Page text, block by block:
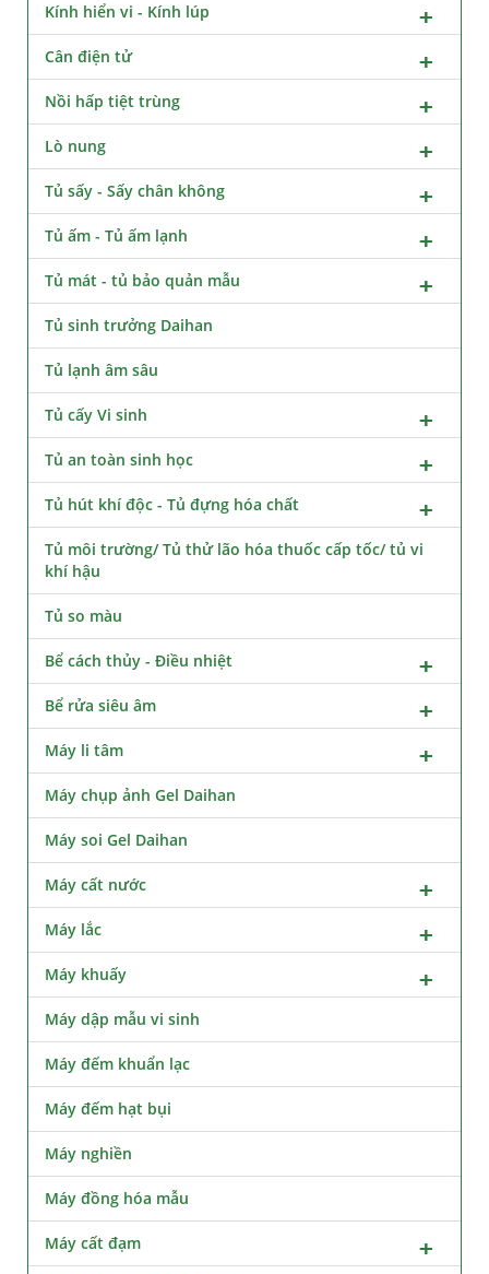
Kính hiển vi - Kính lúp
Cân điện tử
Nồi hấp tiệt trùng
Lò nung
Tủ sấy - Sấy chân không
Tủ ấm - Tủ ấm lạnh
Tủ mát - tủ bảo quản mẫu
Tủ sinh trưởng Daihan
Tủ lạnh âm sâu
Tủ cấy Vi sinh
Tủ an toàn sinh học
Tủ hút khí độc - Tủ đựng hóa chất
Tủ môi trường/ Tủ thử lão hóa thuốc cấp tốc/ tủ vi
khí hậu
Tủ so màu
Bể cách thủy - Điều nhiệt
Bể rửa siêu âm
Máy li tâm
Máy chụp ảnh Gel Daihan
Máy soi Gel Daihan
Máy cất nước
Máy lắc
Máy khuấy
Máy dập mẫu vi sinh
Máy đếm khuẩn lạc
Máy đếm hạt bụi
Máy nghiền
Máy đồng hóa mẫu
Máy cất đạm